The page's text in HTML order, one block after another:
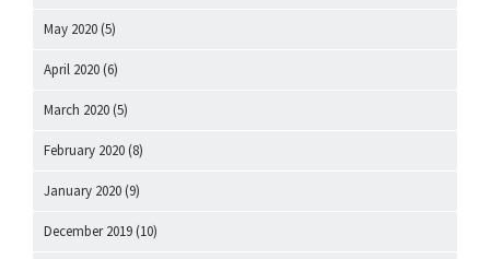
May 2020 (5)
April 2020 (6)
March 2020 (5)
February 2020 (8)
January 2020 (9)
December 2019 (10)